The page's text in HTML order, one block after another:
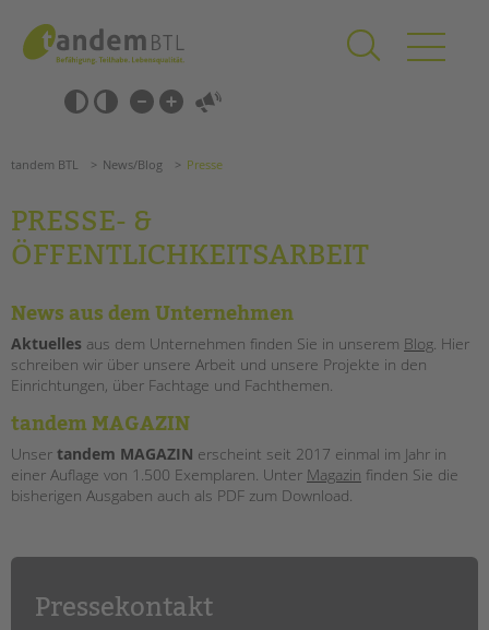
springen
Barrierefrei-
Einstellungen
überspringen
überspringen
SCHULE & GANZTAG
Förderzentren
Kollegs
EFöB
Tagesgruppen
HILFEN ZUR ERZIEHUNG
Suchen
tandem BTL News/Blog Presse
PRESSE- &
ÖFFENTLICHKEITSARBEIT
News aus dem Unternehmen
Aktuelles aus dem Unternehmen finden Sie in unserem Blog . Hier
schreiben wir über unsere Arbeit und unsere Projekte in den
Einrichtungen, über Fachtage und Fachthemen.
tandem MAGAZIN
Unser tandem MAGAZIN erscheint seit 2017 einmal im Jahr in
einer Auflage von 1.500 Exemplaren. Unter Magazin finden Sie die
bisherigen Ausgaben auch als PDF zum Download.
Pressekontakt